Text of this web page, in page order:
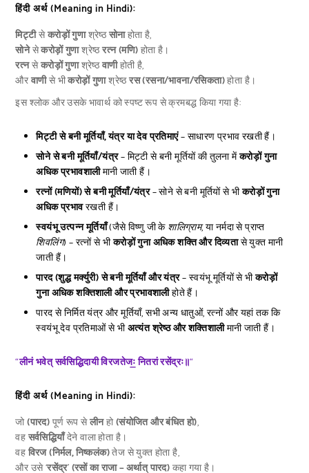
हिंदी अर्थ (Meaning in Hindi):
मिट्टीसेकरोड़ों गुणाश्रेष्ठसोनाहोता है,
सोनेसेकरोड़ों गुणाश्रेष्ठरत्न (मणि)होता है।
रत्नसेकरोड़ों गुणाश्रेष्ठवाणीहोती है,
औरवाणीसे भीकरोड़ों गुणाश्रेष्ठरस (रसना/भावना/रसिकता)होता है।
इस श्लोक और उसके भावार्थ को स्पष्ट रूप से क्रमबद्ध किया गया है:
मिट्टी से बनी मूर्तियाँ, यंत्र या देव प्रतिमाएं– साधारण प्रभाव रखती हैं।
सोने से बनी मूर्तियाँ/यंत्र– मिट्टी से बनी मूर्तियों की तुलना मेंकरोड़ों गुना
अधिक प्रभावशालीमानी जाती हैं।
रत्नों (मणियों) से बनी मूर्तियाँ/यंत्र– सोने से बनी मूर्तियों से भीकरोड़ों गुना
अधिक प्रभावरखती हैं।
स्वयंभू उत्पन्न मूर्तियाँ(जैसे विष्णु जी केशालिग्राम, या नर्मदा से प्राप्त
शिवलिंग) – रत्नों से भीकरोड़ों गुना अधिक शक्ति और दिव्यतासे युक्त मानी
जाती हैं।
पारद (शुद्ध मर्क्युरी) से बनी मूर्तियाँ और यंत्र– स्वयंभू मूर्तियों से भीकरोड़ों
गुना अधिक शक्तिशाली और प्रभावशालीहोते हैं।
पारद से निर्मित यंत्र और मूर्तियाँ, सभी अन्य धातुओं, रत्नों और यहां तक कि
स्वयंभू देव प्रतिमाओं से भीअत्यंत श्रेष्ठ और शक्तिशालीमानी जाती हैं।
“लीनं भवेत् सर्वसिद्धिदायी विरजतेजः॒ नितरां रसेंद्रः॥“
हिंदी अर्थ (Meaning in Hindi):
जो(पारद)पूर्ण रूप सेलीनहो(संयोजित और बंधित हो),
वहसर्वसिद्धियाँदेने वाला होता है।
वहविरज(निर्मल, निष्कलंक)तेज से युक्त होता है,
और उसे ‘रसेंद्र’(रसों का राजा – अर्थात् पारद)कहा गया है।